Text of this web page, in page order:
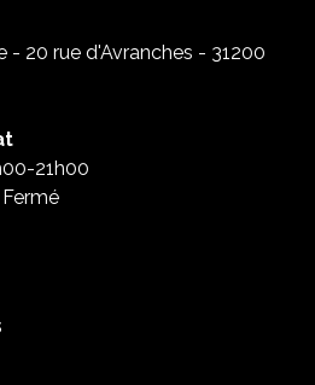
- 20 rue d'Avranches - 31200
21h00